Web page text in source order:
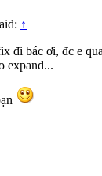
↑
đi bác ơi, đc e
expand...